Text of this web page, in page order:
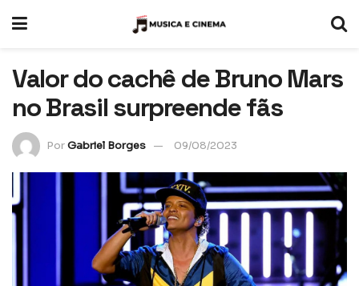
Valor do cachê de Bruno Mars
no Brasil surpreende fãs
PorGabriel Borges 09/08/2023